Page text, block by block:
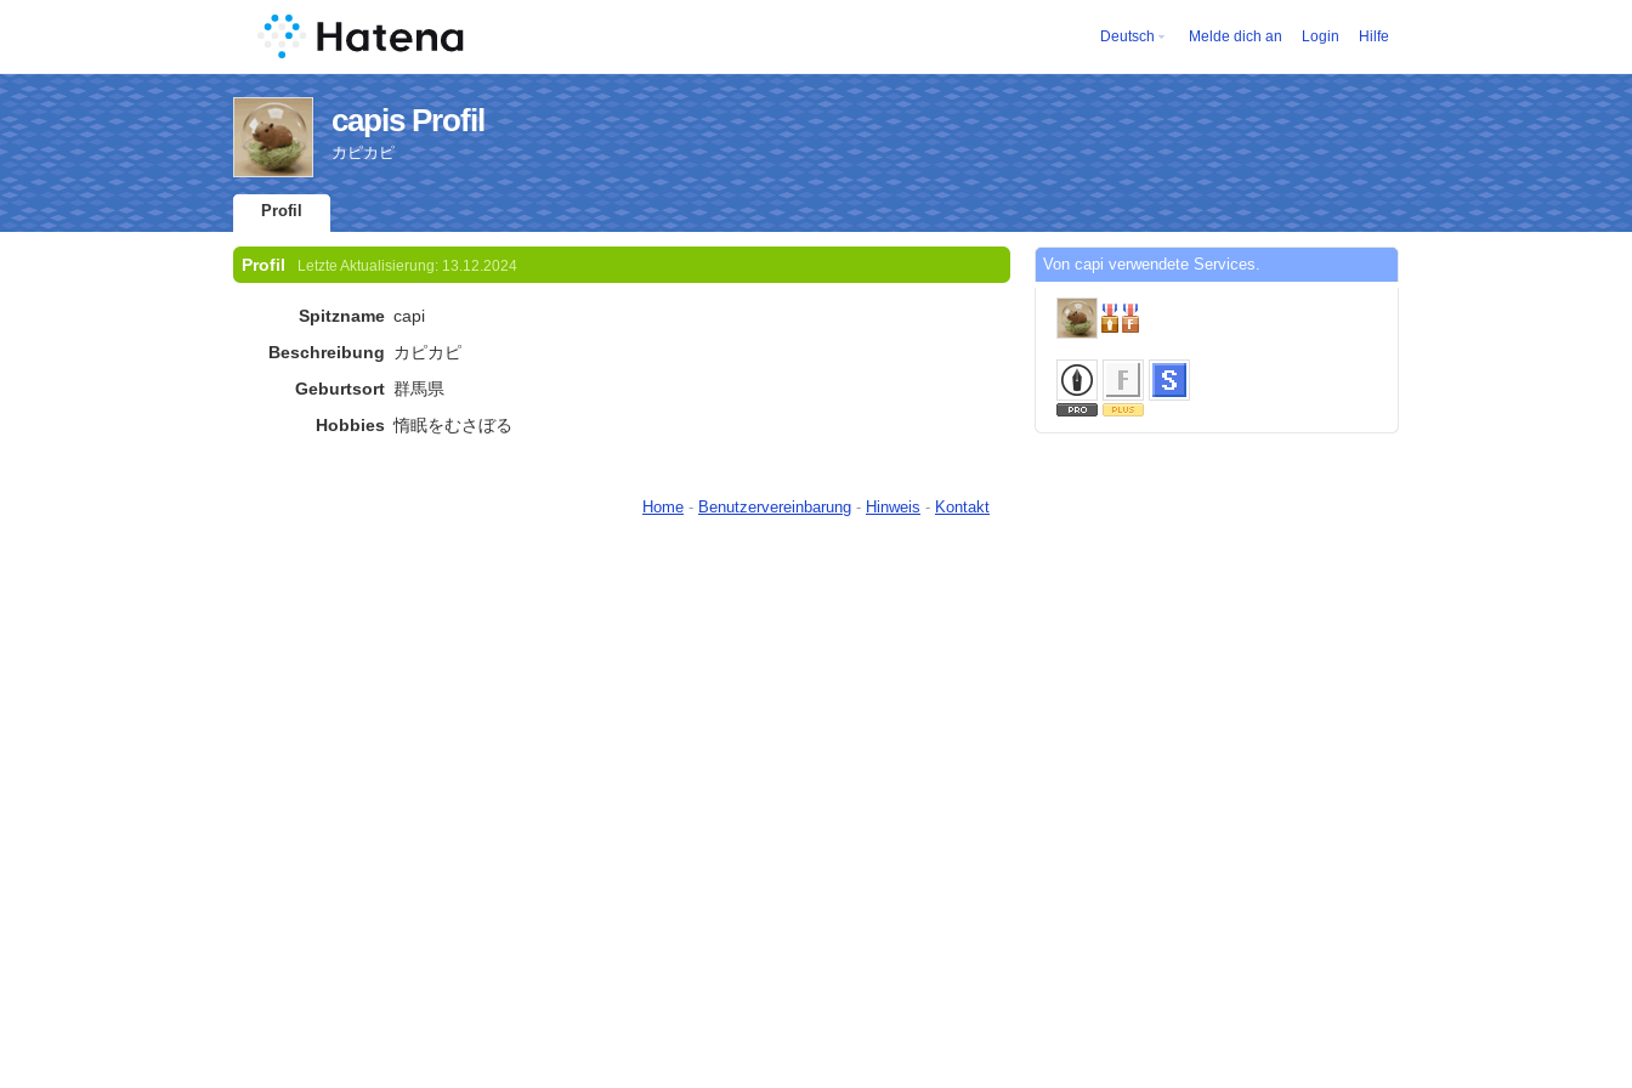
Deutsch Melde dich an Login Hilfe
capis Profil
カピカピ
Profil
Profil Letzte Aktualisierung: 13.12.2024
Spitzname capi
Beschreibung カピカピ
Geburtsort 群馬県
Hobbies 惰眠をむさぼる
Von capi verwendete Services.
Home - Benutzervereinbarung - Hinweis - Kontakt